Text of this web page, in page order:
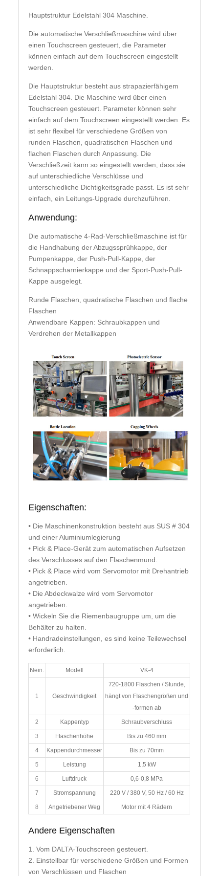
Hauptstruktur Edelstahl 304 Maschine.
Die automatische Verschließmaschine wird über
einen Touchscreen gesteuert, die Parameter
können einfach auf dem Touchscreen eingestellt
werden.
Die Hauptstruktur besteht aus strapazierfähigem
Edelstahl 304. Die Maschine wird über einen
Touchscreen gesteuert. Parameter können sehr
einfach auf dem Touchscreen eingestellt werden. Es
ist sehr flexibel für verschiedene Größen von
runden Flaschen, quadratischen Flaschen und
flachen Flaschen durch Anpassung. Die
Verschließzeit kann so eingestellt werden, dass sie
auf unterschiedliche Verschlüsse und
unterschiedliche Dichtigkeitsgrade passt. Es ist sehr
einfach, ein Leitungs-Upgrade durchzuführen.
Anwendung:
Die automatische 4-Rad-Verschließmaschine ist für
die Handhabung der Abzugssprühkappe, der
Pumpenkappe, der Push-Pull-Kappe, der
Schnappscharnierkappe und der Sport-Push-Pull-
Kappe ausgelegt.
Runde Flaschen, quadratische Flaschen und flache
Flaschen
Anwendbare Kappen: Schraubkappen und
Verdrehen der Metallkappen
Eigenschaften:
• Die Maschinenkonstruktion besteht aus SUS # 304
und einer Aluminiumlegierung
• Pick & Place-Gerät zum automatischen Aufsetzen
des Verschlusses auf den Flaschenmund.
• Pick & Place wird vom Servomotor mit Drehantrieb
angetrieben.
• Die Abdeckwalze wird vom Servomotor
angetrieben.
• Wickeln Sie die Riemenbaugruppe um, um die
Behälter zu halten.
• Handradeinstellungen, es sind keine Teilewechsel
erforderlich.
Nein. Modell VK-4
1 Geschwindigkeit
720-1800 Flaschen / Stunde,
hängt von Flaschengrößen und
-formen ab
2 Kappentyp Schraubverschluss
3 Flaschenhöhe Bis zu 460 mm
4 Kappendurchmesser Bis zu 70mm
5 Leistung 1,5 kW
6 Luftdruck 0,6-0,8 MPa
7 Stromspannung 220 V / 380 V, 50 Hz / 60 Hz
8 Angetriebener Weg Motor mit 4 Rädern
Andere Eigenschaften
1. Vom DALTA-Touchscreen gesteuert.
2. Einstellbar für verschiedene Größen und Formen
von Verschlüssen und Flaschen